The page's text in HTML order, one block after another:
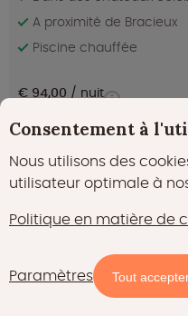
Carte
A proximité de Bracieux
Piscine chauffée
€ 94,00 nuit
9.5 Fantastique
Tente Canadienne - 5
Consentement à
Nous utilisons des
utilisateur optimale à
Politique en matière de
Paramètres Tout